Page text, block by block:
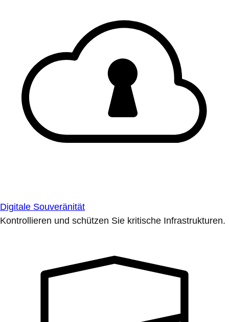
Digitale Souveränität
Kontrollieren und schützen Sie kritische Infrastrukturen.